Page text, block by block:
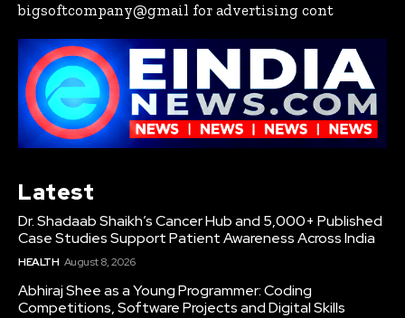
bigsoftcompany@gmail for advertising cont
Latest
Dr. Shadaab Shaikh’s Cancer Hub and 5,000+ Published
Case Studies Support Patient Awareness Across India
HEALTH August 8, 2026
Abhiraj Shee as a Young Programmer: Coding
Competitions, Software Projects and Digital Skills